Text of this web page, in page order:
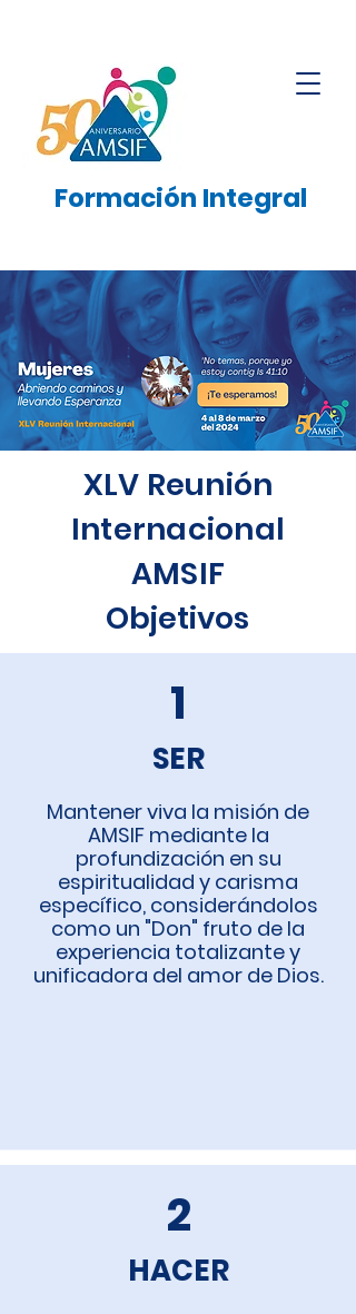
Formación Integral
XLV Reunión
Internacional AMSIF
XLV Reunión
Internacional
AMSIF
Objetivos
1
SER
Mantener viva la misión de
AMSIF mediante la
profundización en su
espiritualidad y carisma
específico, considerándolos
como un "Don" fruto de la
experiencia totalizante y
unificadora del amor de Dios.
2
HACER